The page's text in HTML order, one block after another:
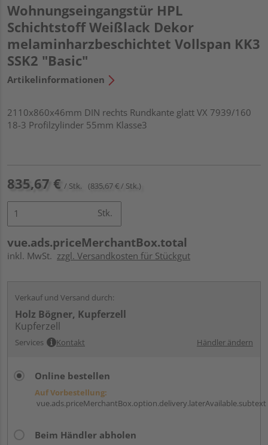
Wohnungseingangstür HPL
Schichtstoff Weißlack Dekor
melaminharzbeschichtet Vollspan KK3
SSK2 "Basic"
Artikelinformationen
2110x860x46mm DIN rechts Rundkante glatt VX 7939/160
18-3 Profilzylinder 55mm Klasse3
835,67 € / Stk. (835,67 € / Stk.)
Stk.
vue.ads.priceMerchantBox.total
inkl. MwSt. zzgl. Versandkosten für Stückgut
Verkauf und Versand durch:
Holz Bögner, Kupferzell
Kupferzell
Services Kontakt Händler ändern
Online bestellen
Auf Vorbestellung:
vue.ads.priceMerchantBox.option.delivery.laterAvailable.subtext
Beim Händler abholen